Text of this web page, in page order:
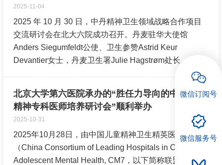
2025-11-04
2025 年 10 月 30 日，中丹精神卫生领域战略合作项目
交流研讨会在北大六院成功召开。丹麦驻华大使馆
Anders Siegumfeldt公使、卫生参赞Astrid Keur
Devantier女士，丹麦卫生署Julie Hagstrøm处长…
2025-10-31
北京大学第六医院承办的“胜任力导向的中国儿童
精神专科医师培养研讨会”顺利举办
2025年10月28日，由中国儿童精神卫生精英医院联盟
（China Consortium of Leading Hospitals in Child and
Adolescent Mental Health, CM7，以下简称联盟）主
微信订阅号
微信服务号